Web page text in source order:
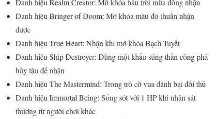
Danh hiệu Realm Creator: Mở khóa bầu trời mùa đông nhận
Danh hiệu Bringer of Doom: Mở khóa màu đỏ thuần nhận
được
Danh hiệu True Heart: Nhận khi mở khóa Bạch Tuyết
Danh hiệu Ship Destroyer: Dùng một khẩu súng thần công phá
hủy tàu để nhận
Danh hiệu The Mastermind: Trong trò cờ vua đánh bại đối thủ
Danh hiệu Immortal Being: Sống sót với 1 HP khi nhận sát
thương từ người chơi khác